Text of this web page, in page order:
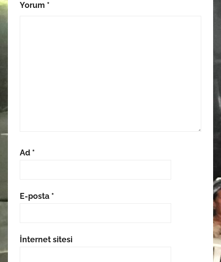
Yorum *
Ad *
E-posta *
İnternet sitesi